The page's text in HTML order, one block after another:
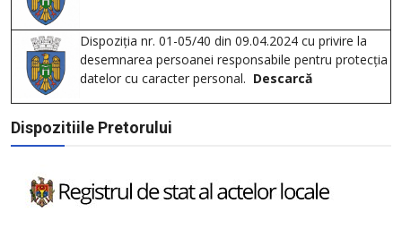
Dispoziția nr. 01-05/40 din 09.04.2024 cu privire la
desemnarea persoanei responsabile pentru protecția
datelor cu caracter personal. Descarcă
Dispozitiile Pretorului